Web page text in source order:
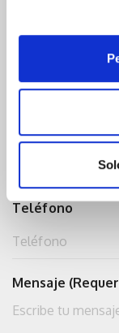
Nombre
Email
Teléfono
Mensaje